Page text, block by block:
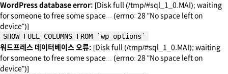
WordPress database error: [Disk full (/tmp/#sql_1_0.MAI); waiting
for someone to free some space... (errno: 28 "No space left on
device")]
SHOW FULL COLUMNS FROM `wp_options`
워드프레스 데이터베이스 오류: [Disk full (/tmp/#sql_1_0.MAI); waiting
for someone to free some space... (errno: 28 "No space left on
device")]